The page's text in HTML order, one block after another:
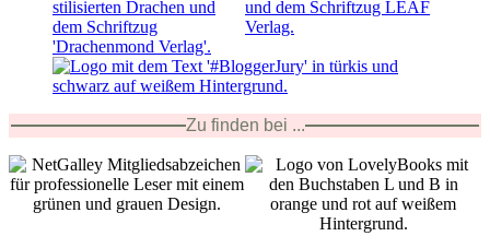
Zu finden bei ...